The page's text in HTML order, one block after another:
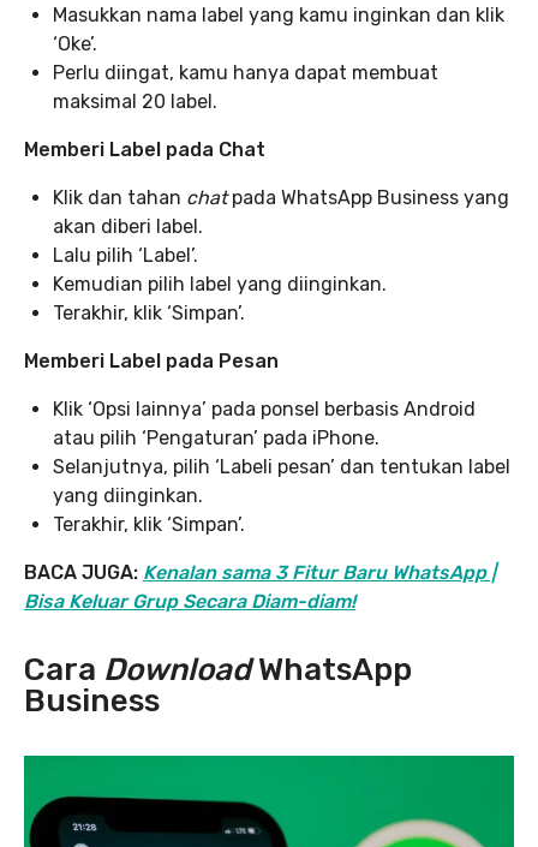
Masukkan nama label yang kamu inginkan dan klik
‘Oke’.
Perlu diingat, kamu hanya dapat membuat
maksimal 20 label.
Memberi Label pada Chat
Klik dan tahan chatpada WhatsApp Business yang
akan diberi label.
Lalu pilih ‘Label’.
Kemudian pilih label yang diinginkan.
Terakhir, klik ‘Simpan’.
Memberi Label pada Pesan
Klik ‘Opsi lainnya’ pada ponsel berbasis Android
atau pilih ‘Pengaturan’ pada iPhone.
Selanjutnya, pilih ‘Labeli pesan’ dan tentukan label
yang diinginkan.
Terakhir, klik ‘Simpan’.
BACA JUGA: Kenalan sama 3 Fitur Baru WhatsApp |
Bisa Keluar Grup Secara Diam-diam!
Cara DownloadWhatsApp
Business